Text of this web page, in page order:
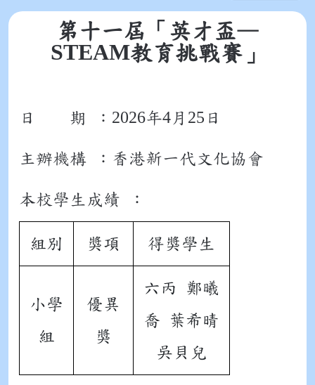
第十一屆「英才盃—
STEAM教育挑戰賽」
日 期 ： 2026年4 月 25 日
主辦機構 ：香港新一代文化協會
本校學生成績 ：
組別 獎項 得獎學生
小學
組
優異
獎
六丙 鄭曦
喬 葉希晴
吳貝兒